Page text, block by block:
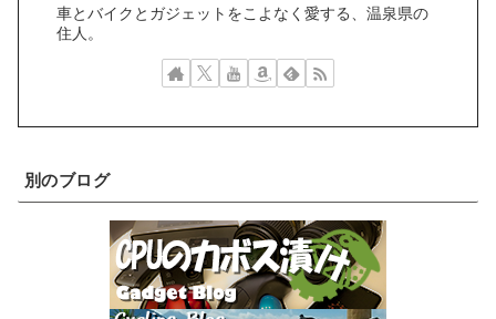
車とバイクとガジェットをこよなく愛する、温泉県の
住人。
別のブログ